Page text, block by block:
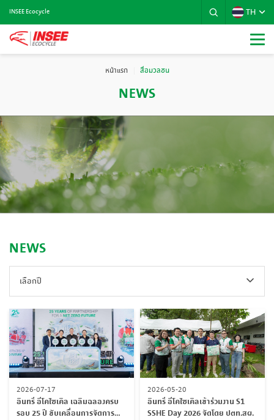
INSEE Ecocycle TH
หน้าแรก สื่อมวลชน
NEWS
NEWS
เลือกปี
2026-07-17
อินทรี อีโคไซเคิล เฉลิมฉลองครบ
รอบ 25 ปี ขับเคลื่อนการจัดการ
2026-05-20
อินทรี อีโคไซเคิลเข้าร่วมงาน S1
SSHE Day 2026 จัดโดย ปตท.สผ.